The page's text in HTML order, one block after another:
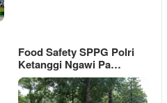
Food Safety SPPG Polri
Ketanggi Ngawi Pa…